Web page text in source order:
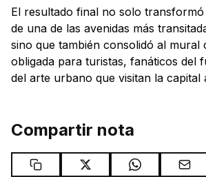
El resultado final no solo
de una de las avenidas más
sino que también consolidó al mural
obligada para turistas, fanáticos del
del arte urbano que visitan la capital
Compartir nota